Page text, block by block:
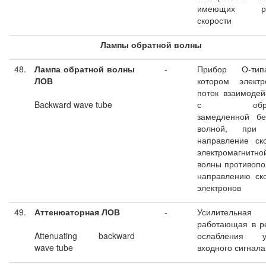
имеющих
скорости
Лампы обратной волны
48.
Лампа обратной волны
ЛОВ
Backward wave tube
-
Прибор О-
котором
поток
с
замедленной
волной, при
направление
волны
направлению
электронов
49.
Аттенюаторная ЛОВ
Attenuating backward
wave tube
-
работающая в
ослабления
входного сигнала